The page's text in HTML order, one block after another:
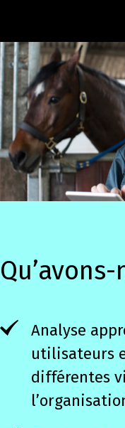
Analyse
utilisateurs
différentes